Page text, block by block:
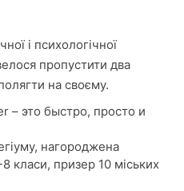
і психологічної
пропустити два
на своєму.
– это быстро, просто и
нагороджена
класи, призер 10 міських